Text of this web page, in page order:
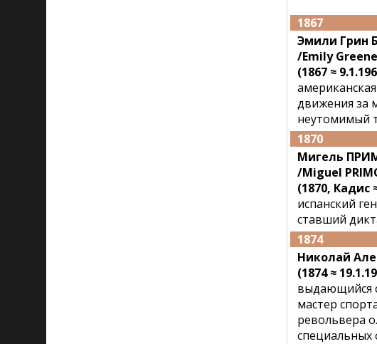
1867
Эмили Грин
/Emily
(1867 ≈
движения за
неутомимый
1870
Мигель
/Miguel
(1870, Кадис
испанский
ставший
1874
Николай
(1874 ≈
выдающийся
мастер
револьвера
специальных